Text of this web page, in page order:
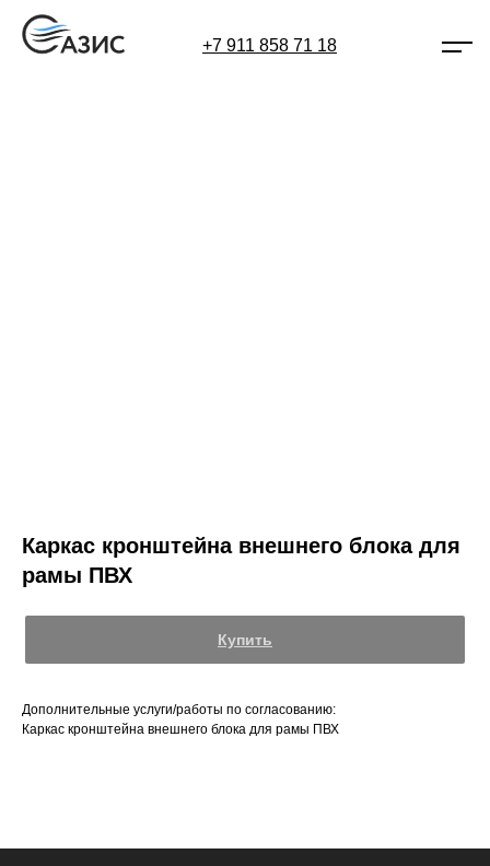
+7 911 858 71 18
Каркас кронштейна внешнего блока для
рамы ПВХ
Купить
Дополнительные услуги/работы по согласованию:
Каркас кронштейна внешнего блока для рамы ПВХ